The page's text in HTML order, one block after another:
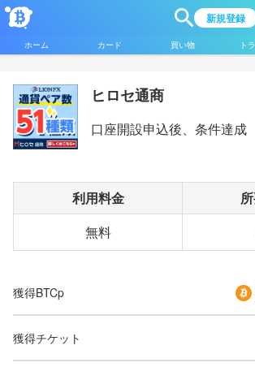
新規登録
ホーム カード 買い物 ト
ヒロセ通商
口座開設申込後、条件達成
利用料金
無料
獲得BTCp
獲得チケット